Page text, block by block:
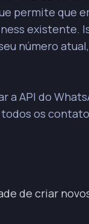
campanhas de
existentes,
permite que
existente.
número
a API do
os
de criar